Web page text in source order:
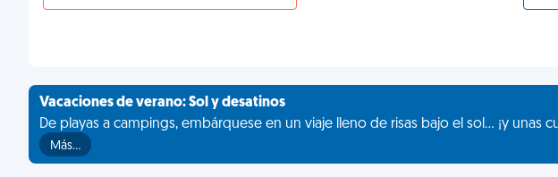
Vacaciones de verano: Sol y desatinos
De playas a campings, embárquese en un viaje lleno de risas bajo el sol... ¡y unas
Más…